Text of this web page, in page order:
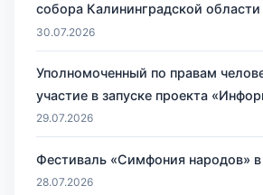
собора Калининградской области
30.07.2026
Уполномоченный по правам
участие в запуске проекта
29.07.2026
Фестиваль «Симфония народов»
28.07.2026